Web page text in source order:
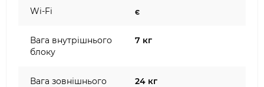
Wi-Fi є
Вага внутрішнього
блоку
7 кг
Вага зовнішнього
24 кг